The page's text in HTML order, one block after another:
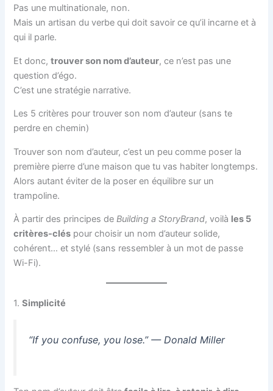
Pas une multinationale, non.
Mais un artisan du verbe qui doit savoir ce qu’il incarne et à
qui il parle.
Et donc,trouver son nom d’auteur, ce n’est pas une
question d’égo.
C’est une stratégie narrative.
Les 5 critères pour trouver son nom d’auteur (sans te
perdre en chemin)
Trouver son nom d’auteur, c’est un peu comme poser la
première pierre d’une maison que tu vas habiter longtemps.
Alors autant éviter de la poser en équilibre sur un
trampoline.
À partir des principes deBuilding a StoryBrand, voilà les 5
critères-clés pour choisir un nom d’auteur solide,
cohérent… et stylé (sans ressembler à un mot de passe
Wi-Fi).
1.Simplicité
“If you confuse, you lose.” — Donald Miller